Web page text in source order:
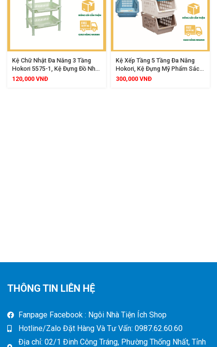
Kệ Chữ Nhật Đa Năng 3 Tầng
Hokori 5575-1, Kệ Đựng Đồ Nhà
Bếp Nhà Tắm Tiện Lợi, Chất Liệu
120,000 VNĐ
Kệ Xếp Tầng 5 Tầng Đa Năng
Hokori, Kệ Đựng Mỹ Phẩm Sách
Vở Đồ Chơi Văn Phòng Phẩm
300,000 VNĐ
THÔNG TIN LIÊN HỆ
Fanpage Facebook : Ngôi Nhà Tiện Ích Shop
Hotline/Zalo Đặt Hàng Và Tư Vấn: 0987.62.60.60
Địa chỉ: 02/1 Đinh Công Tráng, Phường Thống Nhất, Tỉnh